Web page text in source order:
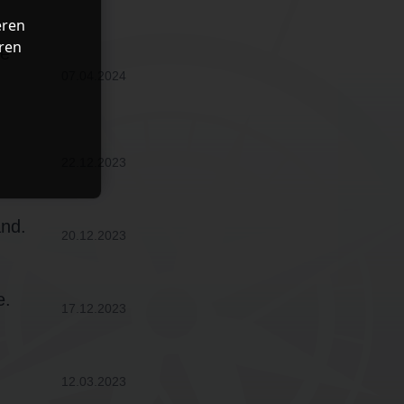
07.04.2024
22.12.2023
20.12.2023
17.12.2023
12.03.2023